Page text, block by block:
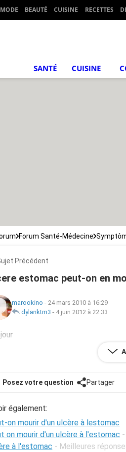
MODE BEAUTÉ CUISINE RECETTES
SANTÉ CUISINE
Forum Santé-Médecine
Précédent
estomac peut-on en
marookino - 24 mars 2010 à 16:29
dylanktm3 - 4 juin 2012 à 22:33
vous me repondre rapidemant
Posez votre question Partager
également:
on mourir d'un ulcère à lestomac
on mourir d'un ulcère à l'estomac
à l'estomac - Meilleures